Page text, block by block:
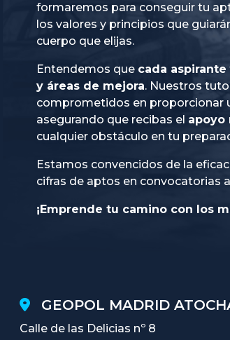
formaremos para conseguir tu
los valores y principios que
cuerpo que elijas.
Entendemos que cada aspirante
y áreas de mejora. Nuestros
comprometidos en proporcionar
asegurando que recibas el apoyo
cualquier obstáculo en tu
Estamos convencidos de la
cifras de aptos en convocatorias
¡Emprende tu camino con los
GEOPOL MADRID
Calle de las Delicias nº 8